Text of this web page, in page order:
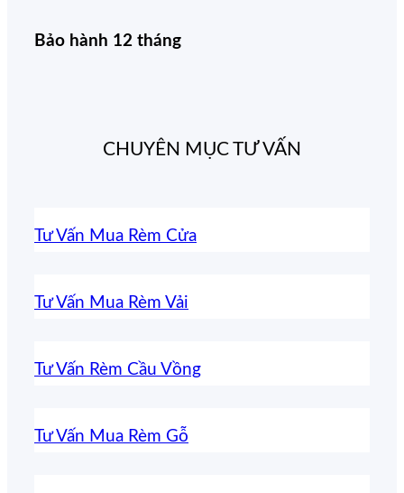
Bảo hành 12 tháng
CHUYÊN MỤC TƯ VẤN
Tư Vấn Mua Rèm Cửa
Tư Vấn Mua Rèm Vải
Tư Vấn Rèm Cầu Vồng
Tư Vấn Mua Rèm Gỗ